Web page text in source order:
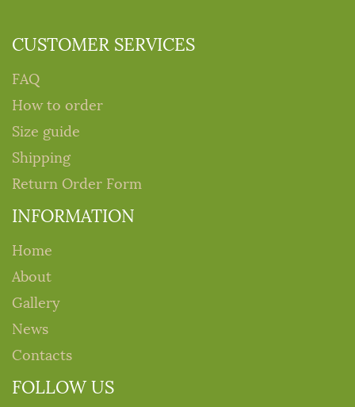
CUSTOMER SERVICES
FAQ
How to order
Size guide
Shipping
Return Order Form
INFORMATION
Home
About
Gallery
News
Contacts
FOLLOW US